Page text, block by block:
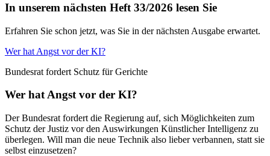
In unserem nächsten Heft 33/2026 lesen Sie
Erfahren Sie schon jetzt, was Sie in der nächsten Ausgabe erwartet.
Wer hat Angst vor der KI?
Bundesrat fordert Schutz für Gerichte
Wer hat Angst vor der KI?
Der Bundesrat fordert die Regierung auf, sich Möglichkeiten zum
Schutz der Justiz vor den Auswirkungen Künstlicher Intelligenz zu
überlegen. Will man die neue Technik also lieber verbannen, statt sie
selbst einzusetzen?